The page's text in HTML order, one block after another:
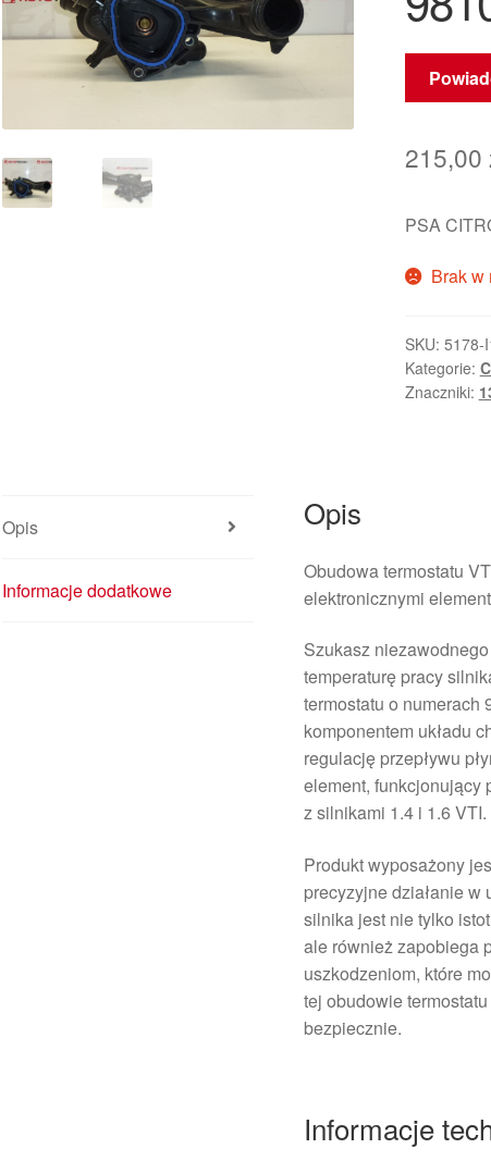
215,00
PSA
Brak w
SKU: 5178-
Kategorie:
Znaczniki:
Opis
Informacje dodatkowe
Opis
Obudowa termostatu
elektronicznymi
Szukasz
temperaturę pracy
termostatu o numerach
komponentem układu
regulację przepływu
element, funkcjonujący
z silnikami 1.4 i 1.6 VTI.
Produkt wyposażony
precyzyjne działanie w
silnika jest nie tylko
ale również zapobiega
uszkodzeniom, które
tej obudowie
bezpiecznie.
Informacje